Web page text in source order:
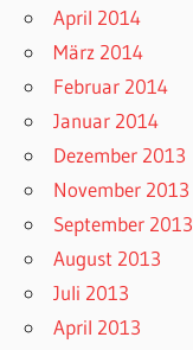
April 2014
März 2014
Februar 2014
Januar 2014
Dezember 2013
November 2013
September 2013
August 2013
Juli 2013
April 2013